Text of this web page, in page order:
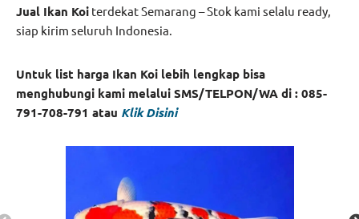
Jual Ikan Koi terdekat Semarang – Stok kami selalu ready,
siap kirim seluruh Indonesia.
Untuk list harga Ikan Koi lebih lengkap bisa
menghubungi kami melalui SMS/TELPON/WA di : 085-
791-708-791 atau Klik Disini